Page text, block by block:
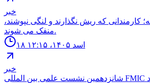
خبر
كارمندانى كه ريش نگذارند و لنگى نپوشند،
منفک مى شوند.
۱۸ اسد ۱۴۰۵، ۱۲:۱۵
خبر